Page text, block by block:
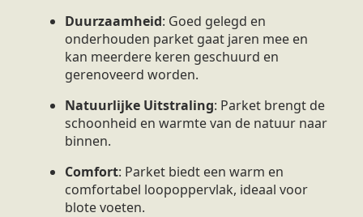
Duurzaamheid: Goed gelegd en
onderhouden parket gaat jaren mee en
kan meerdere keren geschuurd en
gerenoveerd worden.
Natuurlijke Uitstraling: Parket brengt de
schoonheid en warmte van de natuur naar
binnen.
Comfort: Parket biedt een warm en
comfortabel loopoppervlak, ideaal voor
blote voeten.